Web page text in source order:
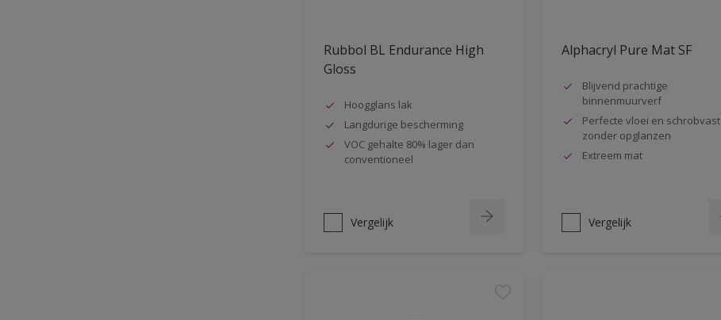
Rubbol BL Endurance High
Gloss
Hoogglans lak
Langdurige bescherming
VOC gehalte 80% lager dan
conventioneel
Vergelijk
Alphacryl Pure Mat SF
Blijvend prachtige
binnenmuurverf
Perfecte vloei en schrobvast
zonder opglanzen
Extreem mat
Vergelijk